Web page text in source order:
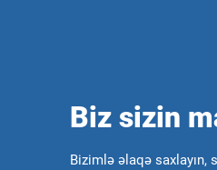
Biz sizin
Bizimlə əlaqə saxlayın,